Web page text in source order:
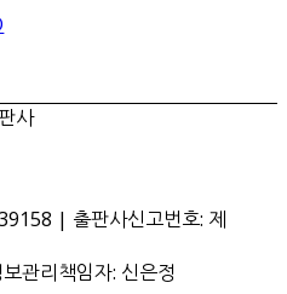
사
| 출판사신고번호: 제
관리책임자: 신은정